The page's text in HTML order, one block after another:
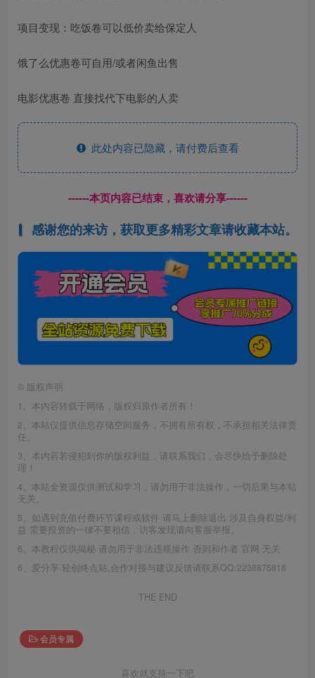
项目变现：吃饭卷可以低价卖给保定人
饿了么优惠卷可自用/或者闲鱼出售
电影优惠卷 直接找代下电影的人卖
此处内容已隐藏，请付费后查看
------本页内容已结束，喜欢请分享------
感谢您的来访，获取更多精彩文章请收藏本站。
© 版权声明
1、本内容转载于网络，版权归原作者所有！
2、本站仅提供信息存储空间服务，不拥有所有权，不承担相关法律责
任。
3、本内容若侵犯到你的版权利益，请联系我们，会尽快给予删除处
理！
4、本站全资源仅供测试和学习，请勿用于非法操作，一切后果与本站
无关。
5、如遇到充值付费环节课程或软件 请马上删除退出 涉及自身权益/利
益 需要投资的一律不要相信，访客发现请向客服举报。
6、本教程仅供揭秘 请勿用于非法违规操作 否则和作者 官网 无关
6、爱分享·轻创终点站,合作对接与建议反馈请联系QQ:2238875818
THE END
会员专属
喜欢就支持一下吧